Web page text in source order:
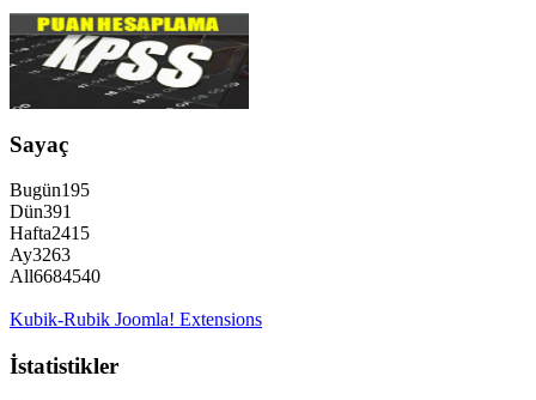
Sayaç
Bugün195
Dün391
Hafta2415
Ay3263
All6684540
Kubik-Rubik Joomla! Extensions
İstatistikler